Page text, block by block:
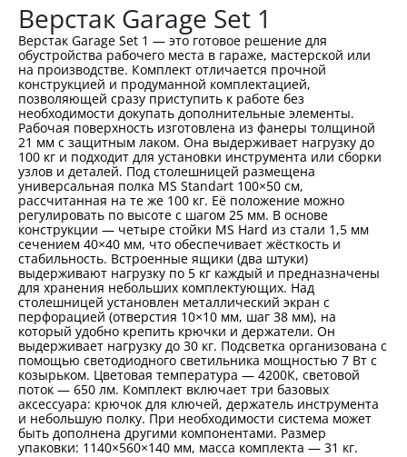
Верстак Garage Set 1
Верстак Garage Set 1 — это готовое решение для
обустройства рабочего места в гараже, мастерской или
на производстве. Комплект отличается прочной
конструкцией и продуманной комплектацией,
позволяющей сразу приступить к работе без
необходимости докупать дополнительные элементы.
Рабочая поверхность изготовлена из фанеры толщиной
21 мм с защитным лаком. Она выдерживает нагрузку до
100 кг и подходит для установки инструмента или сборки
узлов и деталей. Под столешницей размещена
универсальная полка MS Standart 100×50 см,
рассчитанная на те же 100 кг. Её положение можно
регулировать по высоте с шагом 25 мм. В основе
конструкции — четыре стойки MS Hard из стали 1,5 мм
сечением 40×40 мм, что обеспечивает жёсткость и
стабильность. Встроенные ящики (два штуки)
выдерживают нагрузку по 5 кг каждый и предназначены
для хранения небольших комплектующих. Над
столешницей установлен металлический экран с
перфорацией (отверстия 10×10 мм, шаг 38 мм), на
который удобно крепить крючки и держатели. Он
выдерживает нагрузку до 30 кг. Подсветка организована с
помощью светодиодного светильника мощностью 7 Вт с
козырьком. Цветовая температура — 4200К, световой
поток — 650 лм. Комплект включает три базовых
аксессуара: крючок для ключей, держатель инструмента
и небольшую полку. При необходимости система может
быть дополнена другими компонентами. Размер
упаковки: 1140×560×140 мм, масса комплекта — 31 кг.